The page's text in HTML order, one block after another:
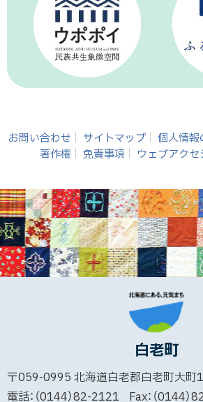
お問い合わせ サイトマップ 個人情報
著作権
免責事項 ウェブアク
白老町
〒059-0995 北海道白老郡白老町大町
電話：（0144）82-2121
Fax：（0144）